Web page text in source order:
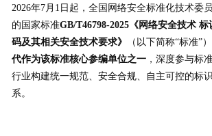
2026年7月1日起，全国网络安全标准化技术委
的国家标准GB/T46798-2025《网络安全技术
码及其相关安全技术要求》
（以下简称“标准”
代作为该标准核心参编单位之一 ，深度参与标
行业构建统一规范、安全合规、自主可控的标
系。